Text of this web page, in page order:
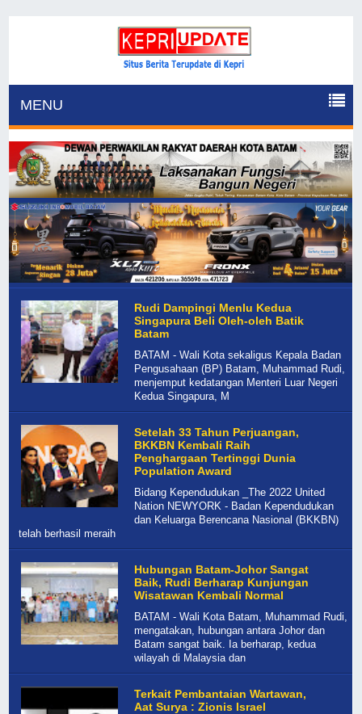
MENU
Rudi Dampingi Menlu Kedua
Singapura Beli Oleh-oleh Batik
Batam
BATAM - Wali Kota sekaligus Kepala Badan
Pengusahaan (BP) Batam, Muhammad Rudi,
menjemput kedatangan Menteri Luar Negeri
Kedua Singapura, M
Setelah 33 Tahun Perjuangan,
BKKBN Kembali Raih
Penghargaan Tertinggi Dunia
Population Award
Bidang Kependudukan _The 2022 United
Nation NEWYORK - Badan Kependudukan
dan Keluarga Berencana Nasional (BKKBN)
telah berhasil meraih
Hubungan Batam-Johor Sangat
Baik, Rudi Berharap Kunjungan
Wisatawan Kembali Normal
BATAM - Wali Kota Batam, Muhammad Rudi,
mengatakan, hubungan antara Johor dan
Batam sangat baik. Ia berharap, kedua
wilayah di Malaysia dan
Terkait Pembantaian Wartawan,
Aat Surya : Zionis Israel